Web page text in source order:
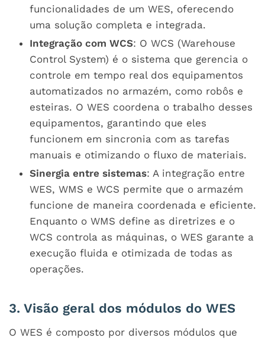
funcionalidades de um WES, oferecendo
uma solução completa e integrada.
Integração com WCS: O WCS (Warehouse
Control System) é o sistema que gerencia o
controle em tempo real dos equipamentos
automatizados no armazém, como robôs e
esteiras. O WES coordena o trabalho desses
equipamentos, garantindo que eles
funcionem em sincronia com as tarefas
manuais e otimizando o fluxo de materiais.
Sinergia entre sistemas: A integração entre
WES, WMS e WCS permite que o armazém
funcione de maneira coordenada e eficiente.
Enquanto o WMS define as diretrizes e o
WCS controla as máquinas, o WES garante a
execução fluida e otimizada de todas as
operações.
3. Visão geral dos módulos do WES
O WES é composto por diversos módulos que